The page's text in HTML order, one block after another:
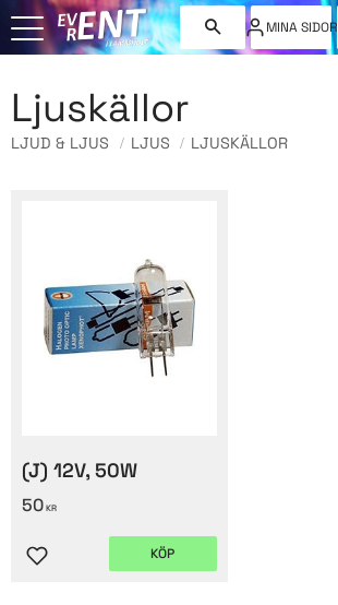
MINA SIDOR
Ljuskällor
LJUD & LJUS LJUS LJUSKÄLLOR
(J) 12V, 50W
50 KR
Lägg till i favoriter
KÖP